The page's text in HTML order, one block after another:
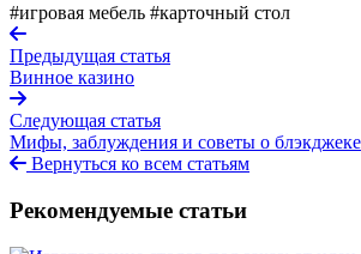
#игровая мебель #карточный стол
Предыдущая статья
Винное казино
Следующая статья
Мифы, заблуждения и советы о блэкджеке
Вернуться ко всем статьям
Рекомендуемые статьи